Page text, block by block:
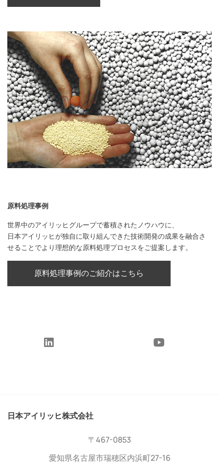
原料処理事例
世界中のアイリッヒグループで蓄積されたノウハウに、
日本アイリッヒが独自に取り組んできた技術開発の成果を融合さ
せることでより理想的な原料処理プロセスをご提案します。
原料処理事例のご紹介はこちら
日本アイリッヒ株式会社
〒467-0853
愛知県名古屋市瑞穂区内浜町27-16